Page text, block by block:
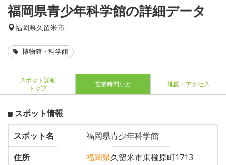
福岡県青少年科学館の詳細データ
福岡県久留米市
博物館・科学館
スポット詳細
トップ
営業時間など 地図・アクセス
スポット情報
スポット名
福岡県青少年科学館
住所
福岡県久留米市東櫛原町1713